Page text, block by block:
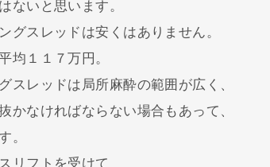
ないと思います。
グスレッドは安くはありません。
均１１７万円。
スレッドは局所麻酔の範囲が広く、
かなければならない場合もあって、
。
リフトを受けて